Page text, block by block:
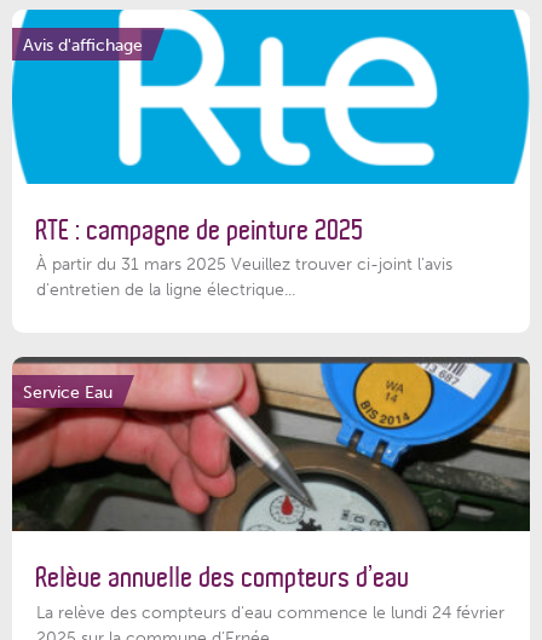
Avis d'affichage
RTE : campagne de peinture 2025
À partir du 31 mars 2025 Veuillez trouver ci-joint l'avis
d'entretien de la ligne électrique...
Service Eau
Relève annuelle des compteurs d’eau
La relève des compteurs d'eau commence le lundi 24 février